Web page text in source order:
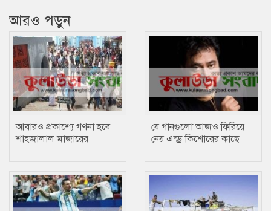
আরও পড়ুন
আবারও প্রকাশ্যে গণনা হবে
শাহজালাল মাজারের
যে গানগুলো আজও ফিরিয়ে
নেয় এন্ড্রু কিশোরের কাছে